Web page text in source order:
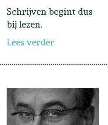
Schrijven begint dus
bij lezen.
Lees verder